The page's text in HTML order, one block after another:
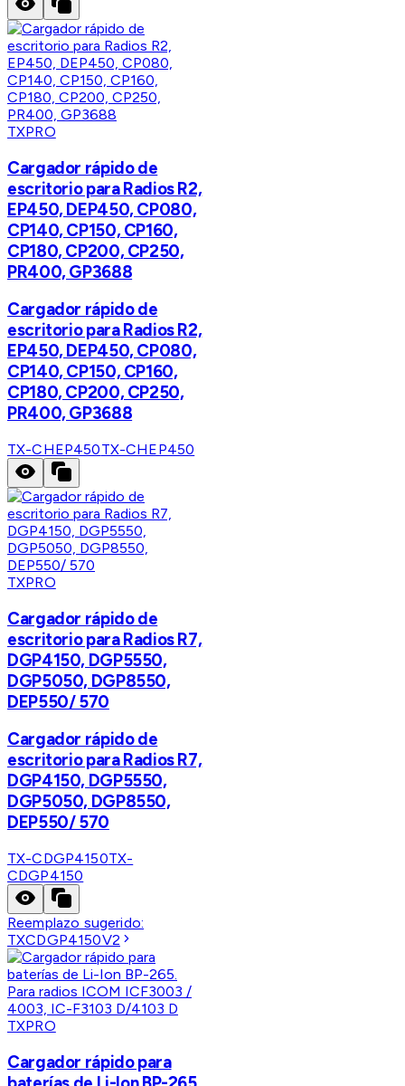
TXPRO
Cargador rápido de
escritorio para Radios R2,
EP450, DEP450, CP080,
CP140, CP150, CP160,
CP180, CP200, CP250,
PR400, GP3688
Cargador rápido de
escritorio para Radios R2,
EP450, DEP450, CP080,
CP140, CP150, CP160,
CP180, CP200, CP250,
PR400, GP3688
TX-CHEP450TX-CHEP450
TXPRO
Cargador rápido de
escritorio para Radios R7,
DGP4150, DGP5550,
DGP5050, DGP8550,
DEP550/ 570
Cargador rápido de
escritorio para Radios R7,
DGP4150, DGP5550,
DGP5050, DGP8550,
DEP550/ 570
TX-CDGP4150TX-
CDGP4150
Reemplazo sugerido:
TXCDGP4150V2
TXPRO
Cargador rápido para